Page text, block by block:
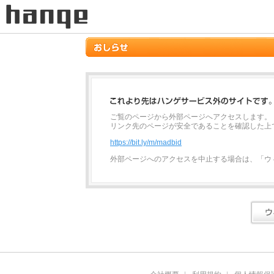
ご覧のページから外部ページへアクセスします。
リンク先のページが安全であることを確認した
https://bit.ly/m/madbid
外部ページへのアクセスを中止する場合は、「